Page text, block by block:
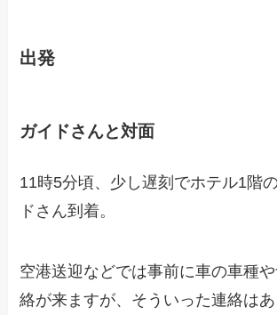
出発
ガイドさんと対面
11時5分頃、少し遅刻でホテル1階
ドさん到着。
空港送迎などでは事前に車の車種
絡が来ますが、そういった連絡は